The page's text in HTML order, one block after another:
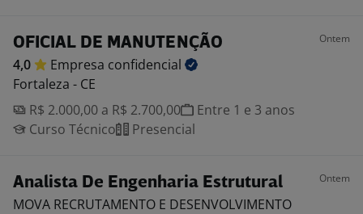
OFICIAL DE MANUTENÇÃO Ontem
4,0 Empresa confidencial
Fortaleza - CE
R$ 2.000,00 a R$ 2.700,00
Entre 1 e 3 anos
Curso Técnico
Presencial
Analista De Engenharia Estrutural Ontem
MOVA RECRUTAMENTO E DESENVOLVIMENTO